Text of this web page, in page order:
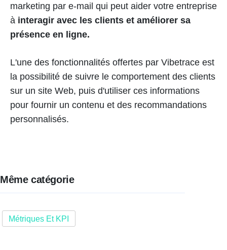
marketing par e-mail qui peut aider votre entreprise
à interagir avec les clients et améliorer sa
présence en ligne.
L'une des fonctionnalités offertes par Vibetrace est
la possibilité de suivre le comportement des clients
sur un site Web, puis d'utiliser ces informations
pour fournir un contenu et des recommandations
personnalisés.
Même catégorie
Métriques Et KPI